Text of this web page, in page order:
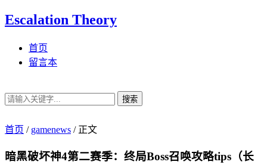
Escalation Theory
首页
留言本
搜索
首页 / gamenews /正文
暗黑破坏神4第二赛季：终局Boss召唤攻略tips（长